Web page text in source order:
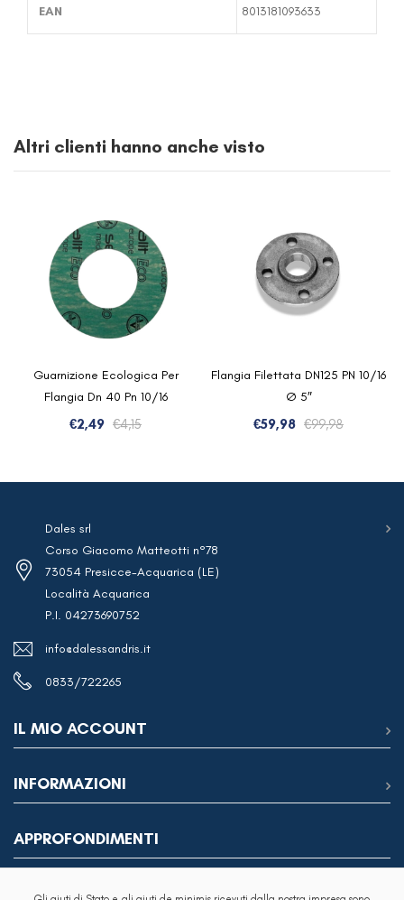
EAN 8013181093633
Altri clienti hanno anche visto
Guarnizione Ecologica Per
Flangia Dn 40 Pn 10/16
€4,15Il
€2,49
Il
Flangia Filettata DN125 PN 10/16
Ø 5″
€99,98Il
€59,98
Il
Dales srl
Corso Giacomo Matteotti n°78
73054 Presicce-Acquarica (LE)
Località Acquarica
P.I. 04273690752
info@dalessandris.it
0833/722265
IL MIO ACCOUNT
INFORMAZIONI
APPROFONDIMENTI